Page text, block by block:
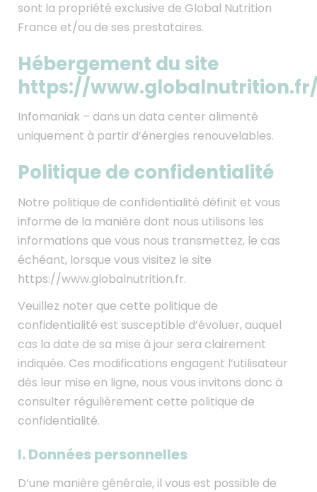
sont la propriété exclusive de Global Nutrition
France et/ou de ses prestataires.
Hébergement du site
https://
Infomaniak – dans un data center alimenté
uniquement à partir d’énergies renouvelables.
Politique de confidentialité
Notre politique de confidentialité définit et vous
informe de la manière dont nous utilisons les
informations que vous nous transmettez, le cas
échéant, lorsque vous visitez le site
https://www.globalnutrition.fr.
Veuillez noter que cette politique de
confidentialité est susceptible d’évoluer, auquel
cas la date de sa mise à jour sera clairement
indiquée. Ces modifications engagent l’utilisateur
dès leur mise en ligne, nous vous invitons donc à
consulter régulièrement cette politique de
confidentialité.
I. Données personnelles
D’une manière générale, il vous est possible de